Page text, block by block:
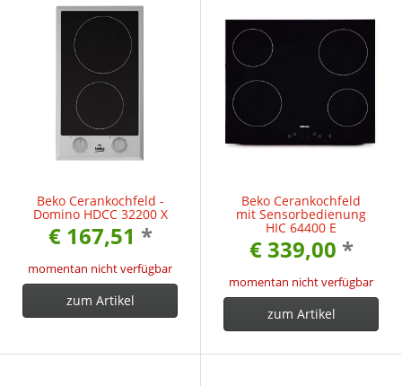
Beko Cerankochfeld -
Domino HDCC 32200 X
€ 167,51 *
momentan nicht verfügbar
zum Artikel
Beko Cerankochfeld
mit Sensorbedienung
HIC 64400 E
€ 339,00 *
momentan nicht verfügbar
zum Artikel